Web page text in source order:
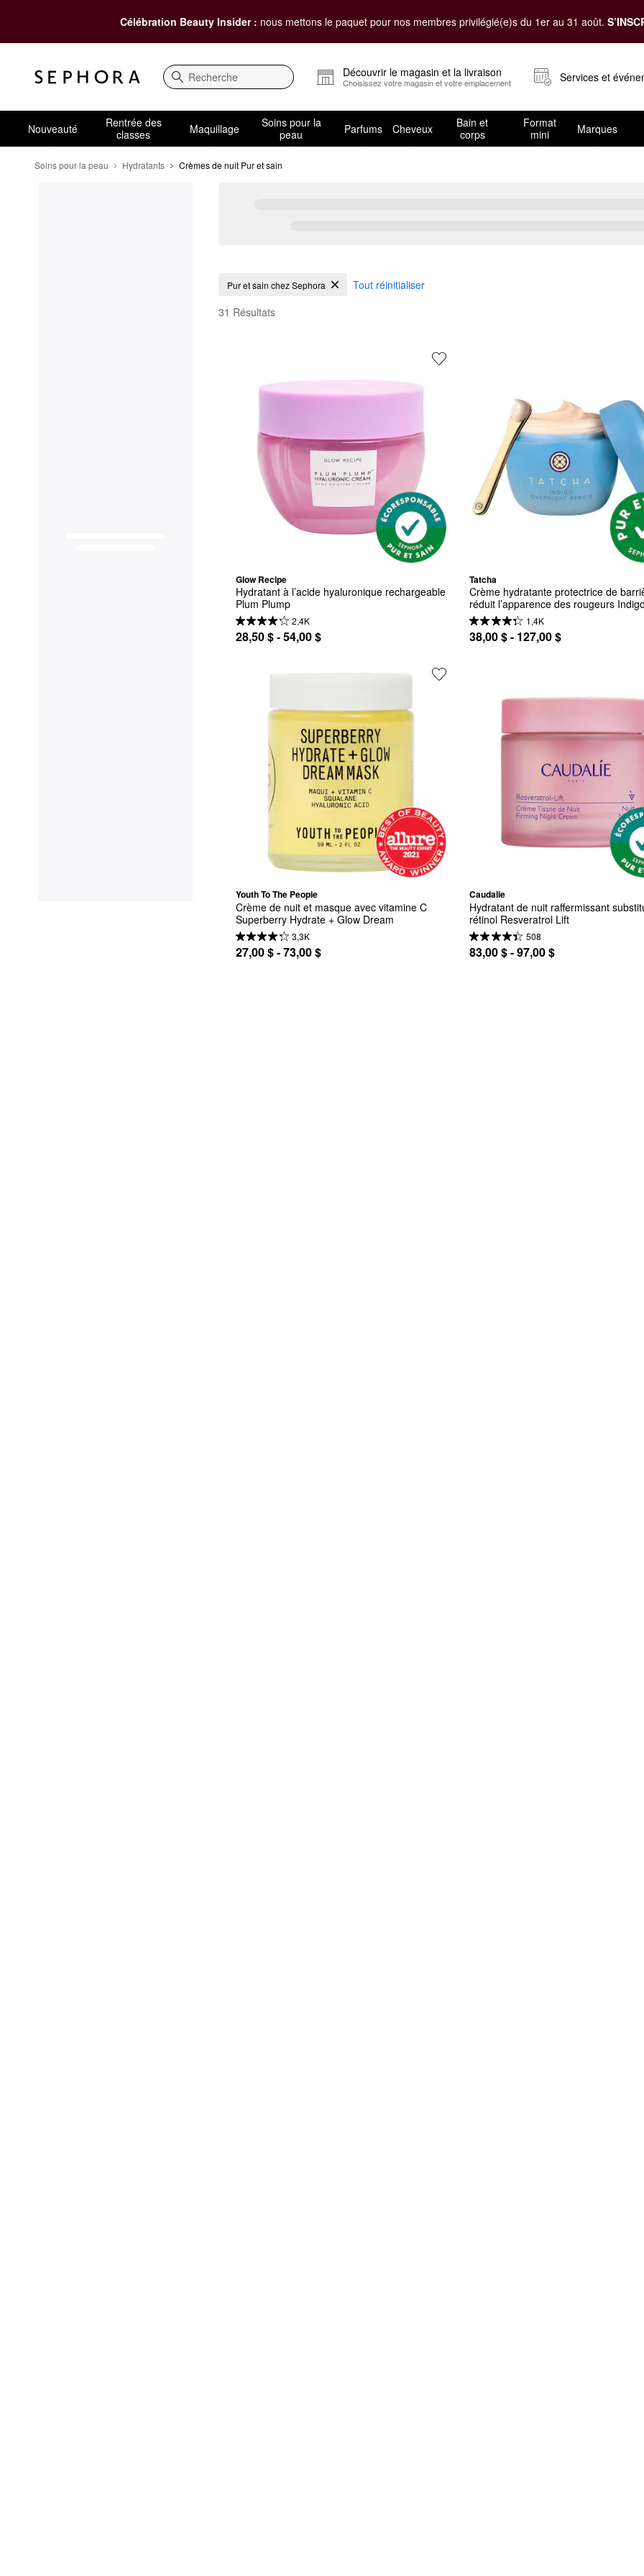
Célébration Beauty Insider : nous mettons le paquet pour nos membres privilégié(e)s du 1er au 31 août.
Recherche
Découvrir le magasin et la livraison
Choisissez votre magasin et votre emplacement Services et
Nouveauté
Rentrée des
classes
Maquillage
Soins pour la
peau
Parfums Cheveux
Bain et
corps
Format
mini
Marques
Soins pour la peau Hydratants Crèmes de nuit Pur et sain
Crèmes de nuit Pur et sain
Pur et sain chez Sephora
Tout réinitialiser
31 Résultats
Glow Recipe
Hydratant à l’acide hyaluronique rechargeable
Plum Plump
2,4K
28,50 $ - 54,00 $
Tatcha
Crème hydratante protectrice de
réduit l’apparence des rougeurs
Overnight Repair
1,4K
38,00 $ - 127,00 $
Youth To The People
Crème de nuit et masque avec vitamine C
Superberry Hydrate + Glow Dream
3,3K
27,00 $ - 73,00 $
Caudalie
Hydratant de nuit raffermissant
rétinol Resveratrol Lift
508
83,00 $ - 97,00 $